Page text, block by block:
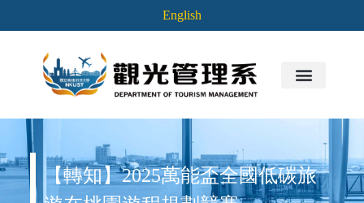
English
【轉知】2025萬能盃全國低碳旅